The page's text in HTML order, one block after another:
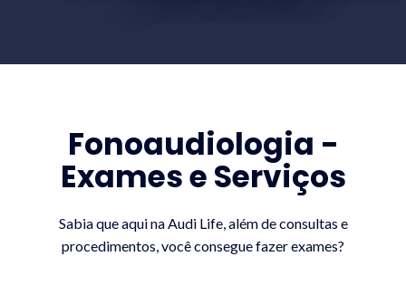
Fonoaudiologia -
Exames e Serviços
Sabia que aqui na Audi Life, além de consultas e
procedimentos, você consegue fazer exames?